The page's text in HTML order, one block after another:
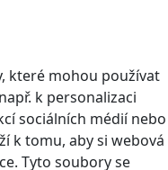
které mohou používat
k personalizaci
sociálních médií nebo
k tomu, aby si webová
Tyto soubory se